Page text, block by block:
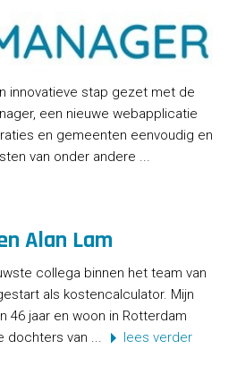
innovatieve stap gezet met de
een nieuwe webapplicatie
en gemeenten eenvoudig en
van onder andere ...
Alan Lam
collega binnen het team van
als kostencalculator. Mijn
46 jaar en woon in Rotterdam
dochters van ...
lees verder